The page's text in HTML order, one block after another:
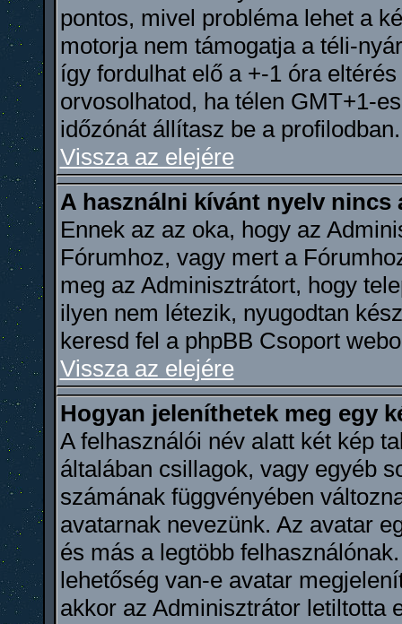
pontos, mivel probléma lehet a
motorja nem támogatja a téli-
így fordulhat elő a +-1 óra
orvosolhatod, ha télen GMT+1-
időzónát állítasz be a profilodban.
Vissza az elejére
A használni kívánt nyelv nincs
Ennek az az oka, hogy az
Fórumhoz, vagy mert a
meg az Adminisztrátort, hogy
ilyen nem létezik, nyugodtan
keresd fel a phpBB Csoport
Vissza az elejére
Hogyan jeleníthetek meg egy
A felhasználói név alatt két kép
általában csillagok, vagy egyéb
számának függvényében
avatarnak nevezünk. Az avatar
és más a legtöbb
lehetőség van-e avatar
akkor az Adminisztrátor letiltotta